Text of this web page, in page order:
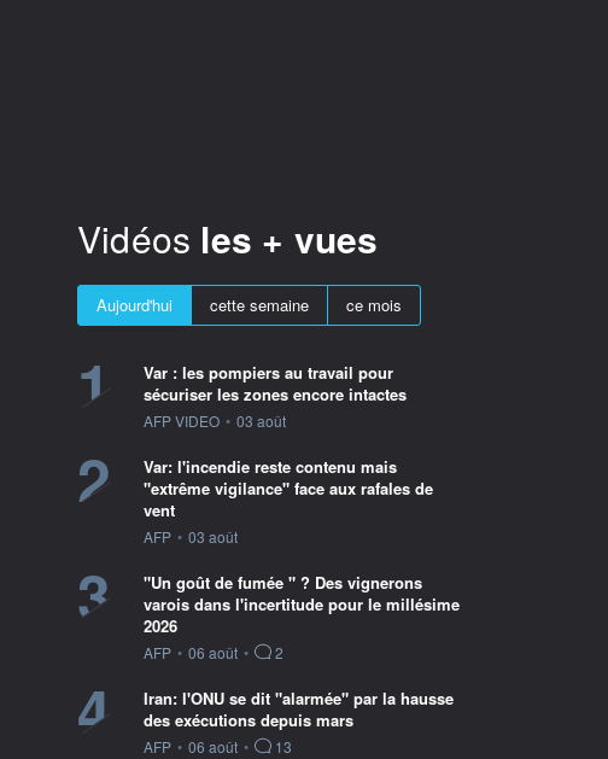
Vidéos les + vues
Aujourd'hui cette semaine ce mois
1
Var : les pompiers au travail pour
sécuriser les zones encore intactes
information fournie par
AFP VIDEO • 03 août
2
Var: l'incendie reste contenu mais
"extrême vigilance" face aux rafales de
vent
information fournie par
AFP • 03 août
3
"Un goût de fumée " ? Des vignerons
varois dans l'incertitude pour le millésime
2026
information fournie par
AFP • 06 août • 2
4
Iran: l'ONU se dit "alarmée" par la hausse
des exécutions depuis mars
information fournie par
AFP • 06 août • 13